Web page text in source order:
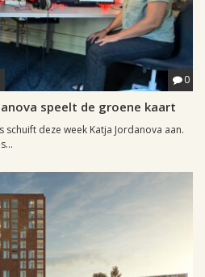
0
speelt de groene kaart
deze week Katja Jordanova aan.